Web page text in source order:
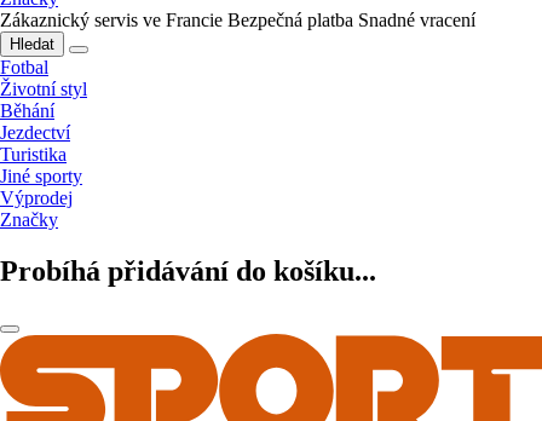
Zákaznický servis ve Francie Bezpečná platba Snadné vracení
Hledat
Fotbal
Životní styl
Běhání
Jezdectví
Turistika
Jiné sporty
Výprodej
Značky
Probíhá přidávání do košíku...